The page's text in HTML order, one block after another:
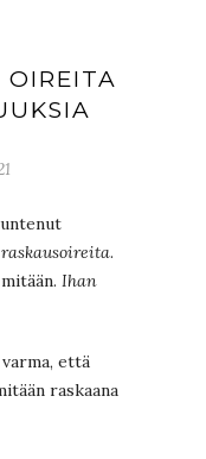
OIREITA
.
Ihan
että
raskaana